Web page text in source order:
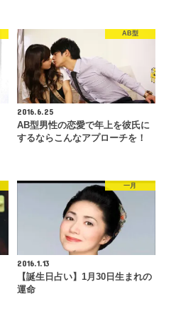
AB型
2016.6.25
AB型男性の恋愛で年上を彼氏に
するならこんなアプローチを！
一月
2016.1.13
【誕生日占い】1月30日生まれの
運命